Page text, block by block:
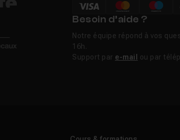
Besoin d’aide ?
Notre équipe répond à vos
16h.
Support par e-mail ou par